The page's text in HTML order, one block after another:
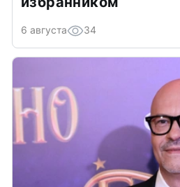
6 августа 34